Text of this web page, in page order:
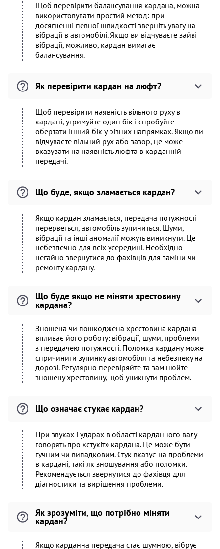
Щоб перевірити балансування кардана, можна
використовувати простий метод: при
досягненні певної швидкості зверніть увагу на
вібрації в автомобілі. Якщо ви відчуваєте зайві
вібрації, можливо, кардан вимагає
балансування.
Як перевірити кардан на люфт?
Щоб перевірити наявність вільного руху в
кардані, утримуйте один бік і спробуйте
обертати інший бік у різних напрямках. Якщо ви
відчуваєте вільний рух або зазор, це може
вказувати на наявність люфта в карданній
передачі.
Що буде, якщо зламається кардан?
Якщо кардан зламається, передача потужності
перерветься, автомобіль зупиниться. Шуми,
вібрації та інші аномалії можуть виникнути. Це
небезпечно для всіх усередині. Необхідно
негайно звернутися до фахівців для заміни чи
ремонту кардану.
Що буде якщо не міняти хрестовину
кардана?
Зношена чи пошкоджена хрестовина кардана
впливає його роботу: вібрації, шуми, проблеми
з передачею потужності. Поломка кардану може
спричинити зупинку автомобіля та небезпеку на
дорозі. Регулярно перевіряйте та замінюйте
зношену хрестовину, щоб уникнути проблем.
Що означає стукає кардан?
При звуках і ударах в області карданного валу
говорять про «стукіт» кардана. Це може бути
гучним чи випадковим. Стук вказує на проблеми
в кардані, такі як зношування або поломки.
Рекомендується звернутися до фахівця для
діагностики та вирішення проблеми.
Як зрозуміти, що потрібно міняти
кардан?
Якщо карданна передача стає шумною, вібрує